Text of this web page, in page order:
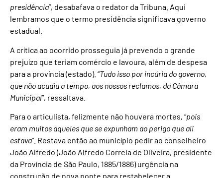
presidência”, desabafava o redator da Tribuna. Aqui
lembramos que o termo presidência significava governo
estadual.
A crítica ao ocorrido prosseguia já prevendo o grande
prejuízo que teriam comércio e lavoura, além de despesa
para a província (estado). “Tudo isso por incúria do governo,
que não acudiu a tempo, aos nossos reclamos, da Câmara
Municipal”, ressaltava.
Para o articulista, felizmente não houvera mortes, “pois
eram muitos aqueles que se expunham ao perigo que ali
estava”. Restava então ao município pedir ao conselheiro
João Alfredo (João Alfredo Correia de Oliveira, presidente
da Província de São Paulo, 1885/1886) urgência na
construção de nova ponte para restabelecer a